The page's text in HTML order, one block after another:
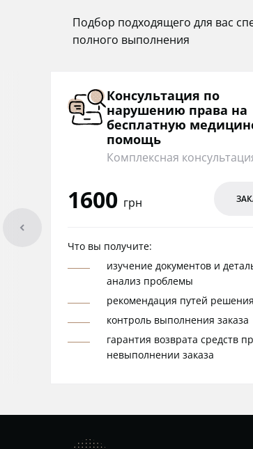
Подбор подходящего для вас
полного выполнения
Консультация по
нарушению права на
бесплатную
помощь
Комплексная
1600 грн
Что вы получите:
изучение документов и
анализ проблемы
рекомендация путей
контроль выполнения заказа
гарантия возврата средств
невыполнении заказа
arrowleft